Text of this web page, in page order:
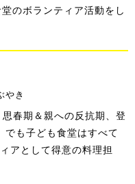
のボランティア活動をし
やき
春期＆親への反抗期、登
でも子ども食堂はすべて
アとして得意の料理担